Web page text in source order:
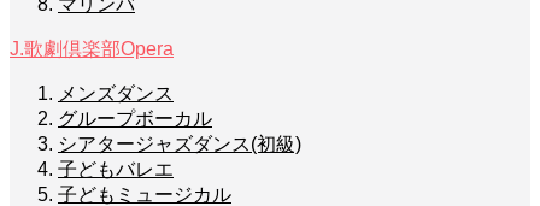
マリンバ
J.歌劇倶楽部Opera
メンズダンス
グループボーカル
シアタージャズダンス(初級)
子どもバレエ
子どもミュージカル